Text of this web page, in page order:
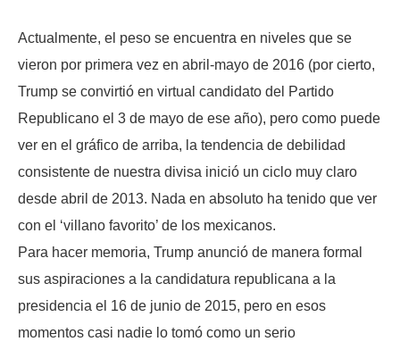
Actualmente, el peso se encuentra en niveles que se
vieron por primera vez en abril-mayo de 2016 (por cierto,
Trump se convirtió en virtual candidato del Partido
Republicano el 3 de mayo de ese año), pero como puede
ver en el gráfico de arriba, la tendencia de debilidad
consistente de nuestra divisa inició un ciclo muy claro
desde abril de 2013. Nada en absoluto ha tenido que ver
con el ‘villano favorito’ de los mexicanos.
Para hacer memoria, Trump anunció de manera formal
sus aspiraciones a la candidatura republicana a la
presidencia el 16 de junio de 2015, pero en esos
momentos casi nadie lo tomó como un serio